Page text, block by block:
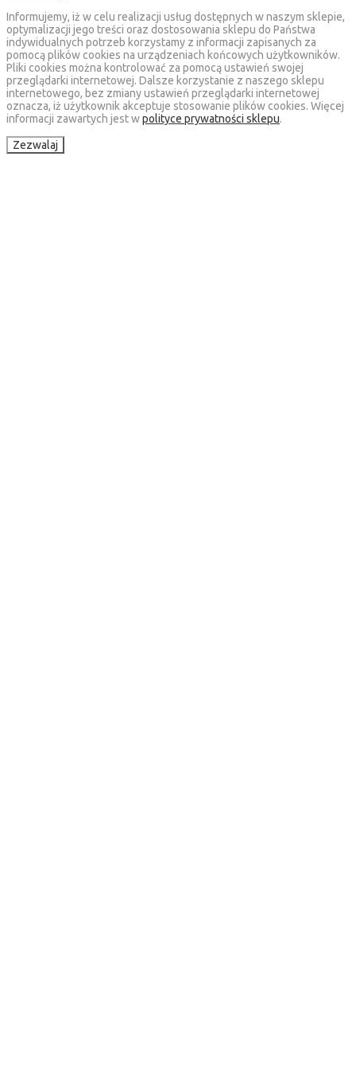
Informujemy, iż w celu realizacji usług dostępnych w naszym sklepie,
optymalizacji jego treści oraz dostosowania sklepu do Państwa
indywidualnych potrzeb korzystamy z informacji zapisanych za
pomocą plików cookies na urządzeniach końcowych użytkowników.
Pliki cookies można kontrolować za pomocą ustawień swojej
przeglądarki internetowej. Dalsze korzystanie z naszego sklepu
internetowego, bez zmiany ustawień przeglądarki internetowej
oznacza, iż użytkownik akceptuje stosowanie plików cookies. Więcej
informacji zawartych jest wpolityce prywatności sklepu.
Zezwalaj